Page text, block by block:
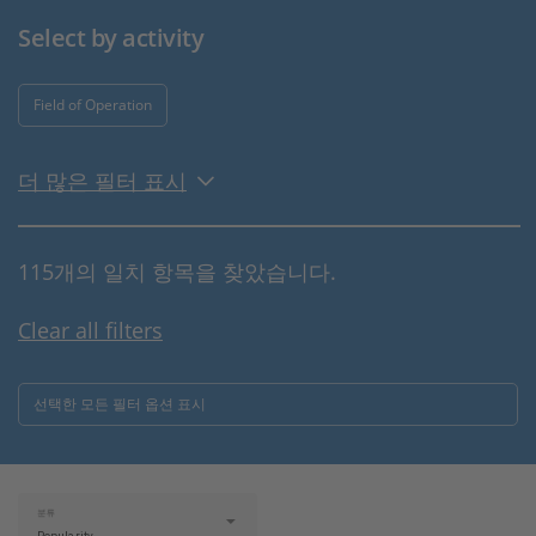
Select by activity
Field of Operation
더 많은 필터 표시
115개의 일치 항목을 찾았습니다.
Clear all filters
선택한 모든 필터 옵션 표시
분류